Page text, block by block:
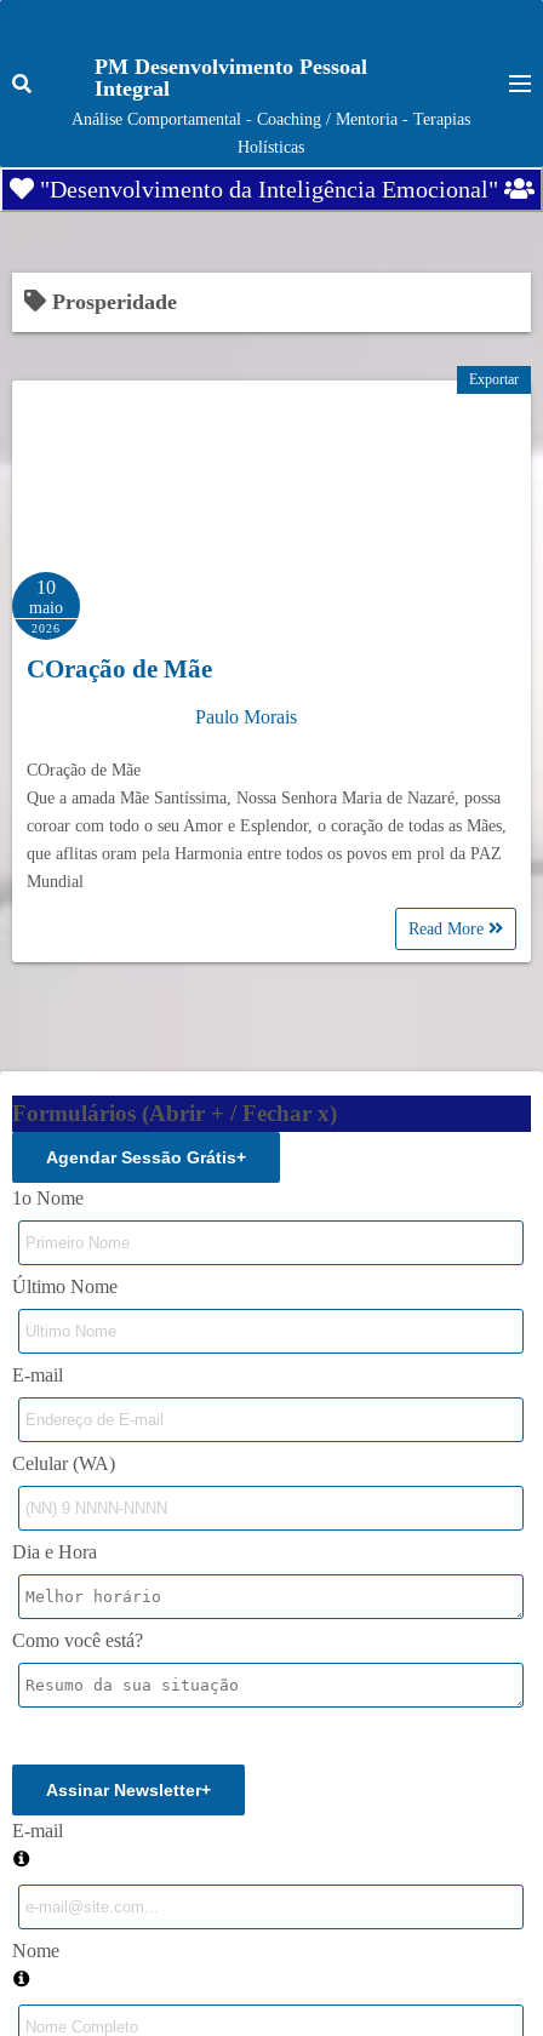
o
PM Desenvolvimento Pessoal
Integral
Análise Comportamental - Coaching / Mentoria - Terapias
Holísticas
"Desenvolvimento da Inteligência Emocional"
Prosperidade
Exportar
10
maio
2026
COração de Mãe
Paulo Morais
COração de Mãe
Que a amada Mãe Santíssima, Nossa Senhora Maria de Nazaré, possa
coroar com todo o seu Amor e Esplendor, o coração de todas as Mães,
que aflitas oram pela Harmonia entre todos os povos em prol da PAZ
Mundial
Read More
Formulários (Abrir + / Fechar x)
Agendar Sessão Grátis+
1o Nome
Último Nome
E-mail
Celular (WA)
Dia e Hora
Como você está?
Assinar Newsletter+
E-mail
Nome